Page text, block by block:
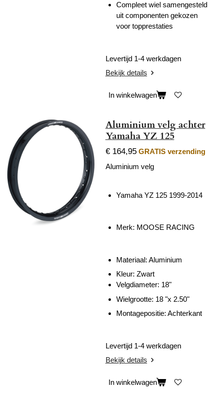
Compleet wiel samengesteld
uit componenten gekozen
voor topprestaties
Levertijd 1-4 werkdagen
Bekijk details
In winkelwagen
Aluminium velg achter
Yamaha YZ 125
€ 164,95 GRATIS verzending
Aluminium velg
Yamaha YZ 125 1999-2014
Merk: MOOSE RACING
Materiaal: Aluminium
Kleur: Zwart
Velgdiameter: 18"
Wielgrootte: 18 "x 2.50"
Montagepositie: Achterkant
Levertijd 1-4 werkdagen
Bekijk details
In winkelwagen